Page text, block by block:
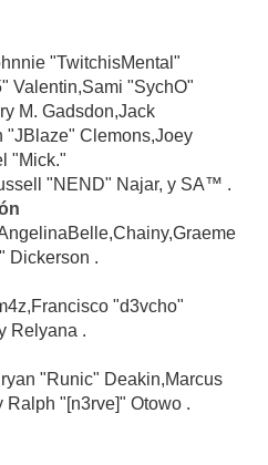
"TwitchisMental"
Valentin,Sami "SychO"
M. Gadsdon,Jack
"JBlaze" Clemons,Joey
"Mick."
"NEND" Najar, y SA™ .
Dickerson .
"d3vcho"
Relyana .
"Runic" Deakin,Marcus
Ralph "[n3rve]" Otowo .